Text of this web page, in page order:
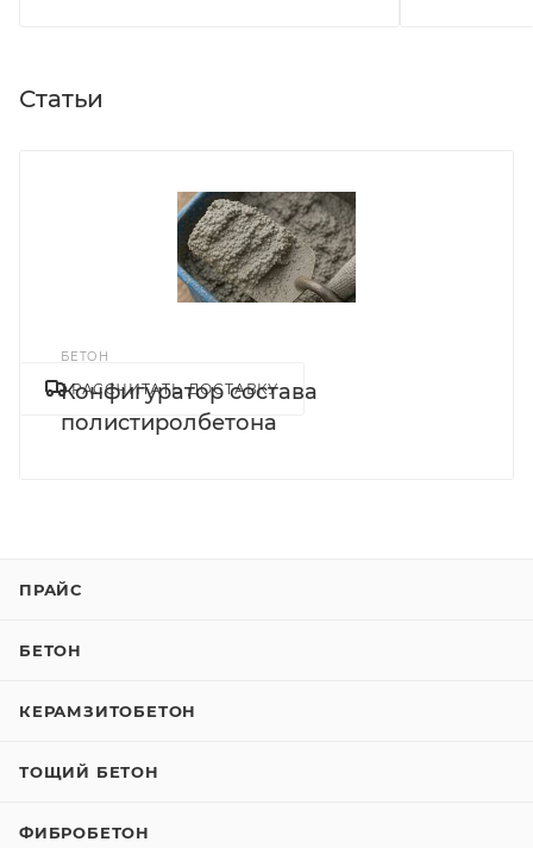
РАССЧИТАТЬ ДОСТАВКУ
Статьи
БЕТОН
Конфигуратор состава
полистиролбетона
ПРАЙС
БЕТОН
КЕРАМЗИТОБЕТОН
ТОЩИЙ БЕТОН
ФИБРОБЕТОН